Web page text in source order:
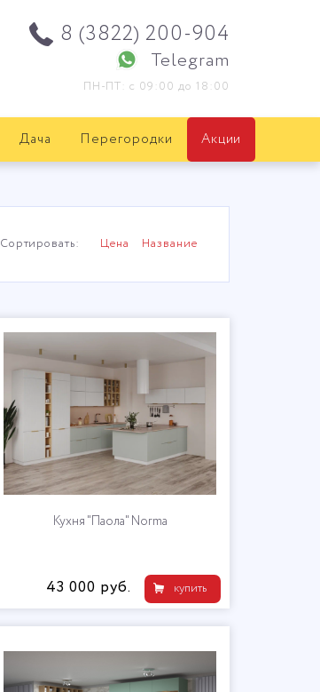
8 (3822) 200-904
Telegram
ПН-ПТ: с 09:00 до 18:00
Дача Перегородки
Акции
Сортировать: Цена Название
Кухня "Паола" Norma
купить
43 000 руб.